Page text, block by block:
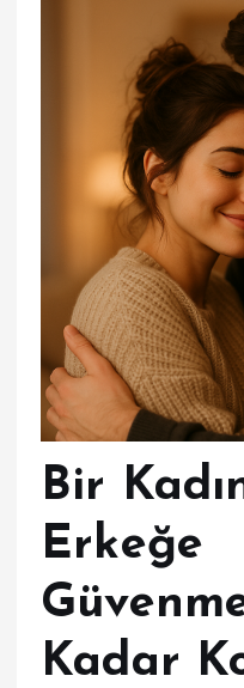
Bir
Erkeğe
Kadar